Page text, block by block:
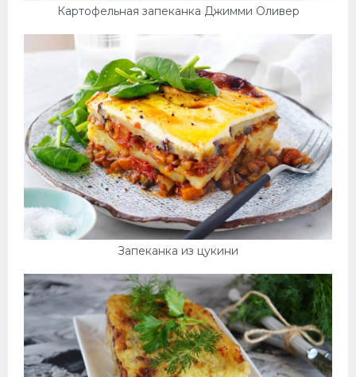
Картофельная запеканка Джимми Оливер
Запеканка из цукини